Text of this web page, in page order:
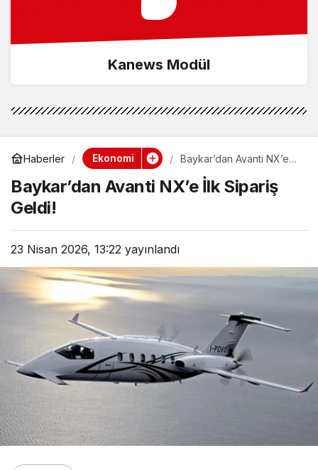
Kanews Modül
Haberler Ekonomi
Baykar’dan Avanti NX’e
Baykar’dan Avanti NX’e İlk Sipariş
Geldi!
23 Nisan 2026, 13:22 yayınlandı